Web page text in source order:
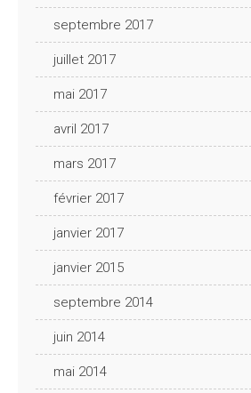
septembre 2017
juillet 2017
mai 2017
avril 2017
mars 2017
février 2017
janvier 2017
janvier 2015
septembre 2014
juin 2014
mai 2014